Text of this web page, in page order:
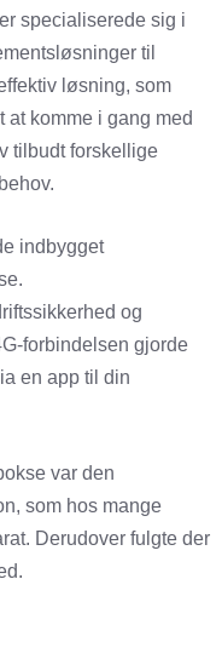
specialiserede sig i
til
løsning, som
at komme i gang med
tilbudt forskellige
indbygget
og
forbindelsen gjorde
en app til din
var den
som hos mange
Derudover fulgte der